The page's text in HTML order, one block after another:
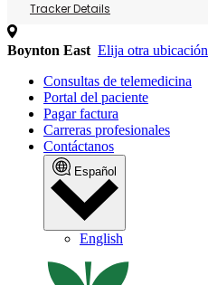
Tracker Details
Boynton East Elija otra ubicación
Consultas de telemedicina
Portal del paciente
Pagar factura
Carreras profesionales
Contáctanos
Español
English